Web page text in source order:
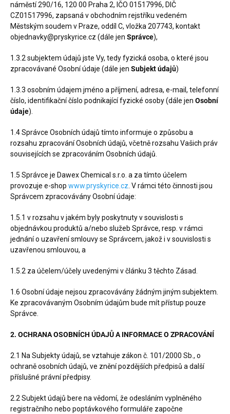
náměstí 290/16, 120 00 Praha 2, IČO 01517996, DIČ
CZ01517996, zapsaná v obchodním rejstříku vedeném
Městským soudem v Praze, oddíl C, vložka 207743, kontakt
objednavky@pryskyrice.cz (dále jen Správce),
1.3.2 subjektem údajů jste Vy, tedy fyzická osoba, o které jsou
zpracovávané Osobní údaje (dále jen Subjekt údajů)
1.3.3 osobním údajem jméno a příjmení, adresa, e-mail, telefonní
číslo, identifikační číslo podnikající fyzické osoby (dále jen Osobní
údaje).
1.4 Správce Osobních údajů tímto informuje o způsobu a
rozsahu zpracování Osobních údajů, včetně rozsahu Vašich práv
souvisejících se zpracováním Osobních údajů.
1.5 Správce je Dawex Chemical s.r.o. a za tímto účelem
provozuje e-shop www.pryskyrice.cz . V rámci této činnosti jsou
Správcem zpracovávány Osobní údaje:
1.5.1 v rozsahu v jakém byly poskytnuty v souvislosti s
objednávkou produktů a/nebo služeb Správce, resp. v rámci
jednání o uzavření smlouvy se Správcem, jakož i v souvislosti s
uzavřenou smlouvou, a
1.5.2 za účelem/účely uvedenými v článku 3 těchto Zásad.
1.6 Osobní údaje nejsou zpracovávány žádným jiným subjektem.
Ke zpracovávaným Osobním údajům bude mít přístup pouze
Správce.
2. OCHRANA OSOBNÍCH ÚDAJŮ A INFORMACE O ZPRACOVÁNÍ
2.1 Na Subjekty údajů, se vztahuje zákon č. 101/2000 Sb., o
ochraně osobních údajů, ve znění pozdějších předpisů a další
příslušné právní předpisy.
2.2 Subjekt údajů bere na vědomí, že odesláním vyplněného
registračního nebo poptávkového formuláře započne